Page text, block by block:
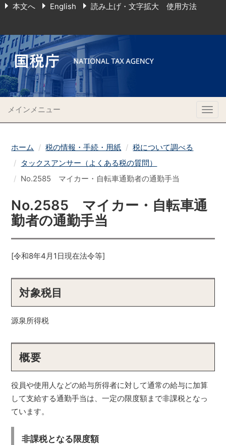
本文へ English 読み上げ・文字拡大 使用方法
メインメニュー
ホーム 税の情報・手続・用紙
税について調べる
タックスアンサー（よくある税の質問）
No.2585 マイカー・自転車通勤者の通勤手当
No.2585 マイカー・自転車通
勤者の通勤手当
[令和8年4月1日現在法令等]
対象税目
源泉所得税
概要
役員や使用人などの給与所得者に対して通常の給与に加算
して支給する通勤手当は、一定の限度額まで非課税となっ
ています。
非課税となる限度額